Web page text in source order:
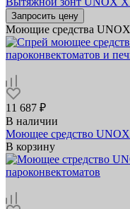
Запросить цену
Моющие средства UNOX
11 687 ₽
В наличии
Моющее средство
В корзину